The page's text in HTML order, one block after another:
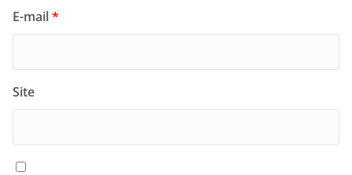
E-mail*
Site